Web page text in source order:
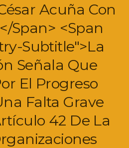
Acuña Con
span> <span
Subtitle">La
Señala Que
El Progreso
Falta Grave
42 De La